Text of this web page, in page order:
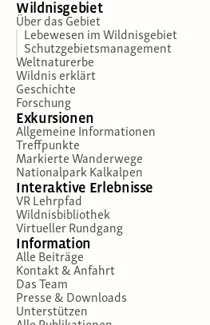
Wildnisgebiet
Über das Gebiet
Lebewesen im Wildnisgebiet
Schutzgebietsmanagement
Weltnaturerbe
Wildnis erklärt
Geschichte
Forschung
Exkursionen
Allgemeine Informationen
Treffpunkte
Markierte Wanderwege
Nationalpark Kalkalpen
Interaktive Erlebnisse
VR Lehrpfad
Wildnisbibliothek
Virtueller Rundgang
Information
Alle Beiträge
Kontakt & Anfahrt
Das Team
Presse & Downloads
Unterstützen